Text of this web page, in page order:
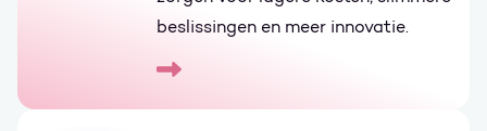
beslissingen en meer innovatie.
Go to AI Business Solutions.